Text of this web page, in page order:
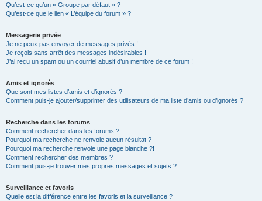
Qu’est-ce qu’un « Groupe par défaut » ?
Qu’est-ce que le lien « L’équipe du forum » ?
Messagerie privée
Je ne peux pas envoyer de messages privés !
Je reçois sans arrêt des messages indésirables !
J’ai reçu un spam ou un courriel abusif d’un membre de ce forum !
Amis et ignorés
Que sont mes listes d’amis et d’ignorés ?
Comment puis-je ajouter/supprimer des utilisateurs de ma liste d’amis ou d’ignorés ?
Recherche dans les forums
Comment rechercher dans les forums ?
Pourquoi ma recherche ne renvoie aucun résultat ?
Pourquoi ma recherche renvoie une page blanche ?!
Comment rechercher des membres ?
Comment puis-je trouver mes propres messages et sujets ?
Surveillance et favoris
Quelle est la différence entre les favoris et la surveillance ?